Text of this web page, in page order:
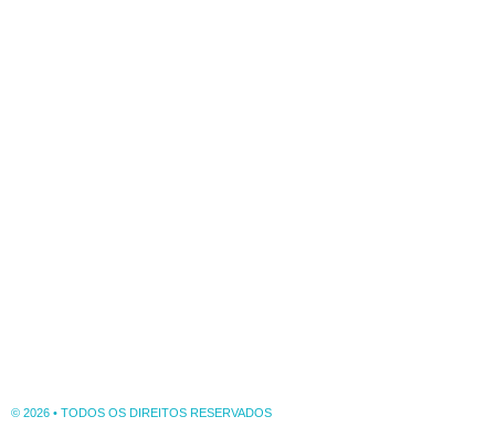
© 2026 • TODOS OS DIREITOS RESERVADOS